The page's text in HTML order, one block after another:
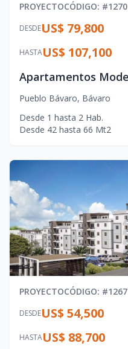
PROYECTOCÓDIGO: #1270
DESDEUS$ 79,800
HASTAUS$ 107,100
Pueblo Bávaro, Bávaro
Desde 1 hasta 2 Hab.
Desde 42 hasta 66 Mt2
PROYECTOCÓDIGO: #1267
DESDEUS$ 54,500
HASTAUS$ 88,700